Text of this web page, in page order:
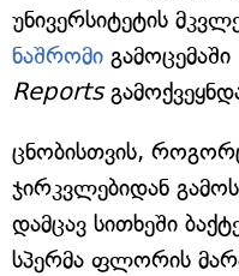
უნივერსიტეტის
ნაშრომი გამოცემაში
Reports
ცნობისთვის,
ჯირკვლებიდან
დამცავ სითხეში
სპერმა ფლორის